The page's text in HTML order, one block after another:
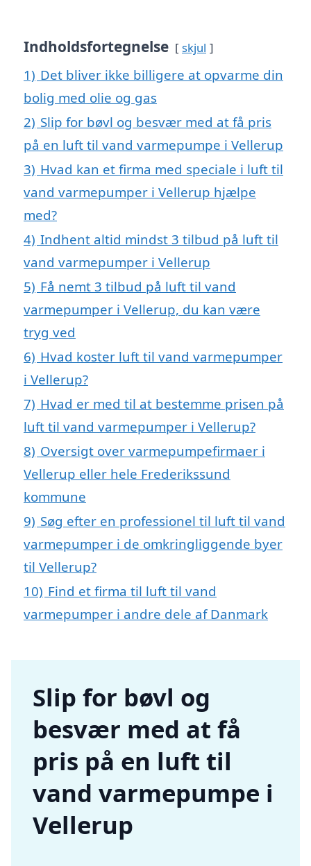
Indholdsfortegnelse skjul
1) Det bliver ikke billigere at opvarme din
bolig med olie og gas
2) Slip for bøvl og besvær med at få pris
på en luft til vand varmepumpe i Vellerup
3) Hvad kan et firma med speciale i luft til
vand varmepumper i Vellerup hjælpe
med?
4) Indhent altid mindst 3 tilbud på luft til
vand varmepumper i Vellerup
5) Få nemt 3 tilbud på luft til vand
varmepumper i Vellerup, du kan være
tryg ved
6) Hvad koster luft til vand varmepumper
i Vellerup?
7) Hvad er med til at bestemme prisen på
luft til vand varmepumper i Vellerup?
8) Oversigt over varmepumpefirmaer i
Vellerup eller hele Frederikssund
kommune
9) Søg efter en professionel til luft til vand
varmepumper i de omkringliggende byer
til Vellerup?
10) Find et firma til luft til vand
varmepumper i andre dele af Danmark
Slip for bøvl og
besvær med at få
pris på en luft til
vand varmepumpe i
Vellerup